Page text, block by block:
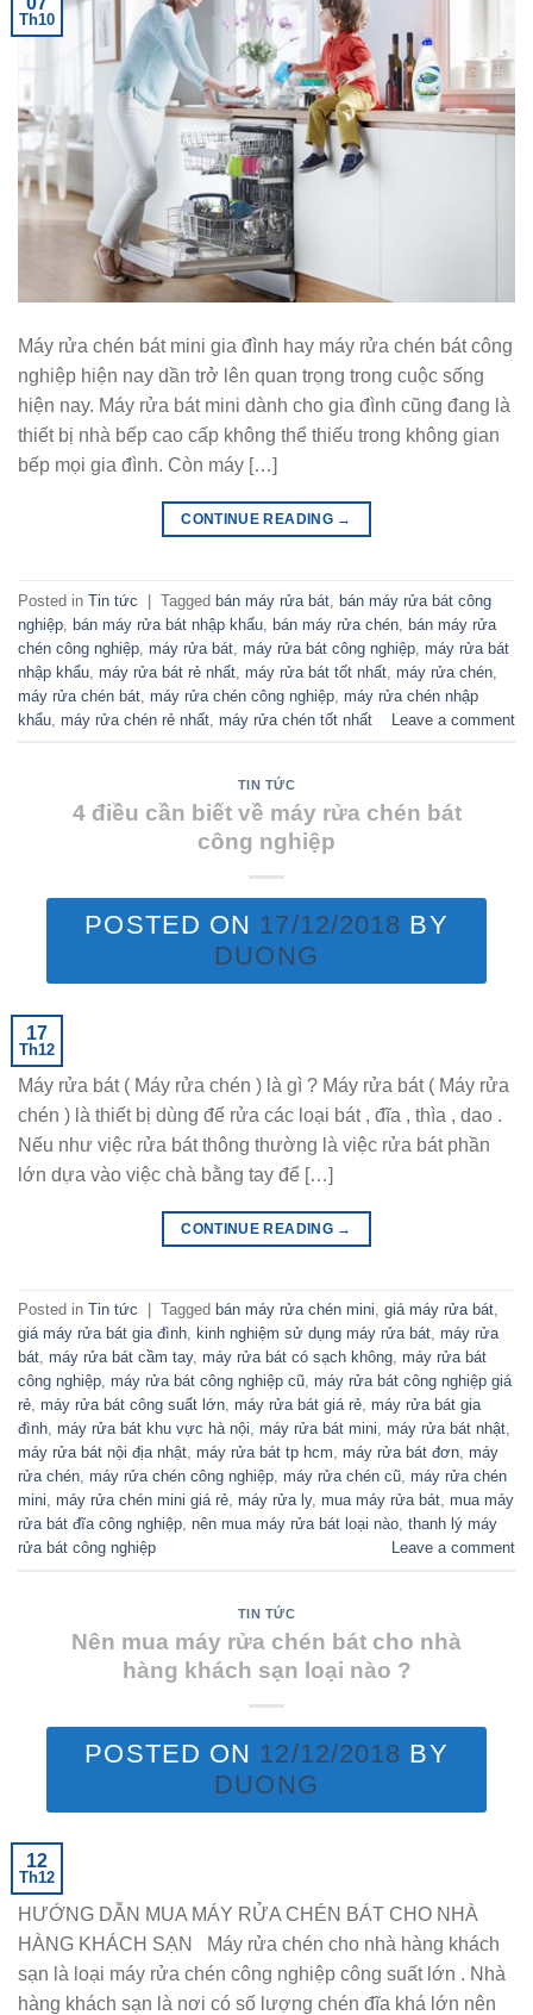
Th10
Máy rửa chén bát mini gia đình hay máy rửa chén bát công
nghiệp hiện nay dần trở lên quan trọng trong cuộc sống
hiện nay. Máy rửa bát mini dành cho gia đình cũng đang là
thiết bị nhà bếp cao cấp không thể thiếu trong không gian
bếp mọi gia đình. Còn máy […]
CONTINUE READING →
Posted in Tin tức | Tagged bán máy rửa bát bán máy rửa bát công
nghiệp bán máy rửa bát nhập khẩu bán máy rửa chén bán máy rửa
chén công nghiệp máy rửa bát máy rửa bát công nghiệp máy rửa bát
nhập khẩu máy rửa bát rẻ nhất máy rửa bát tốt nhất máy rửa chén
máy rửa chén bát máy rửa chén công nghiệp máy rửa chén nhập
khẩu máy rửa chén rẻ nhất máy rửa chén tốt nhất Leave a comment
TIN TỨC
4 điều cần biết về máy rửa chén bát
công nghiệp
POSTED ON 17/12/2018 BY
DUONG
17
Th12
Máy rửa bát ( Máy rửa chén ) là gì ? Máy rửa bát ( Máy rửa
chén ) là thiết bị dùng để rửa các loại bát , đĩa , thìa , dao .
Nếu như việc rửa bát thông thường là việc rửa bát phần
lớn dựa vào việc chà bằng tay để […]
CONTINUE READING →
Posted in Tin tức Tagged bán máy rửa chén mini, giá máy rửa bát,
giá máy rửa bát gia đình, kinh nghiệm sử dụng máy rửa bát, máy rửa
bát, máy rửa bát cầm tay, máy rửa bát có sạch không, máy rửa bát
công nghiệp, máy rửa bát công nghiệp cũ, máy rửa bát công nghiệp giá
rẻ, máy rửa bát công suất lớn, máy rửa bát giá rẻ, máy rửa bát gia
đình, máy rửa bát khu vực hà nội, máy rửa bát mini, máy rửa bát nhật,
máy rửa bát nội địa nhật, máy rửa bát tp hcm, máy rửa bát đơn, máy
rửa chén, máy rửa chén công nghiệp, máy rửa chén cũ, máy rửa chén
mini, máy rửa chén mini giá rẻ, máy rửa ly, mua máy rửa bát, mua máy
rửa bát đĩa công nghiệp, nên mua máy rửa bát loại nào, thanh lý máy
rửa bát công nghiệp
Leave a comment
TIN TỨC
Nên mua máy rửa chén bát cho nhà
hàng khách sạn loại nào ?
POSTED ON 12/12/2018 BY
DUONG
12
Th12
HƯỚNG DẪN MUA MÁY RỬA CHÉN BÁT CHO NHÀ
HÀNG KHÁCH SẠN Máy rửa chén cho nhà hàng khách
sạn là loại máy rửa chén công nghiệp công suất lớn . Nhà
hàng khách sạn là nơi có số lượng chén đĩa khá lớn nên